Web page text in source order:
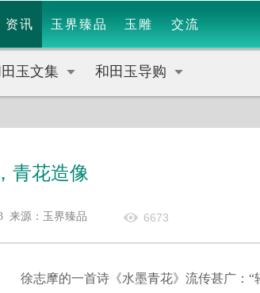
资讯 玉界臻品 玉雕 交流
玉文集 和田玉导购
青花造像
来源：玉界臻品 6673
徐志摩的一首诗《水墨青花》流传甚广：